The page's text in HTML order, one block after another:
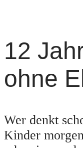
12
ohne
Wer denkt
Kinder